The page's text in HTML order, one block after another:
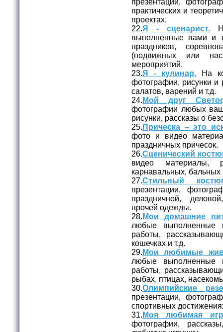
презентации,
практических и
проектах.
22.Я - сценарист.На
выполненные вами и
праздников,
(подвижных или
мероприятий.
23.Я - кулинар. На
фотографии, рисунки
салатов, варений и т.д.
24. Мой друг
фотографии любых
рисунки, рассказы о
25. Прическа – это
фото и видео
праздничных причесок.
26.Сценический
видео материалы,
карнавальных,
27.Стильный
презентации,
праздничной,
прочей одежды.
28. Мои домашние
любые выполненные
работы,
кошечках и т.д.
29. Мои любимые
любые выполненные
работы,
рыбах, птицах,
30.Олимпийские
презентации,
спортивных
31. Моя любимая
фотографии,